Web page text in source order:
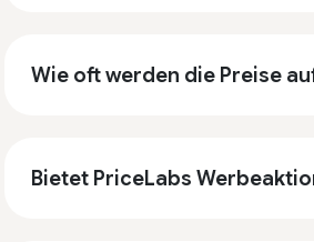
Wie oft werden die Preise
Bietet PriceLabs